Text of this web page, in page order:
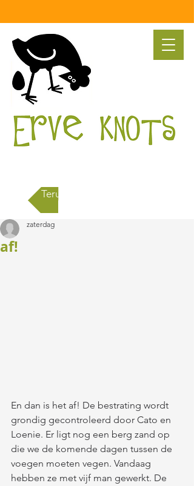
Terug naar alle berichten
af!
zaterdag
En dan is het af! De bestrating wordt
grondig gecontroleerd door Cato en
Loenie. Er ligt nog een berg zand op
die we de komende dagen tussen de
voegen moeten vegen. Vandaag
hebben ze met vijf man gewerkt. De